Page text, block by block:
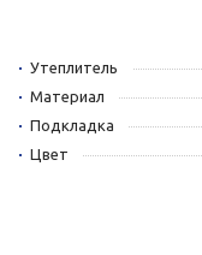
Утеплитель
Материал
Подкладка
Цвет